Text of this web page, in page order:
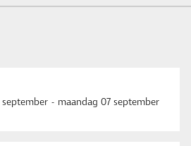
- maandag 07 september